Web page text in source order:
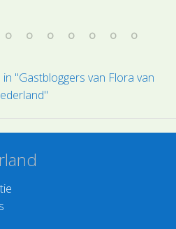
"Gastbloggers van Flora van